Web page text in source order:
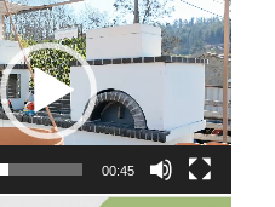
00:45